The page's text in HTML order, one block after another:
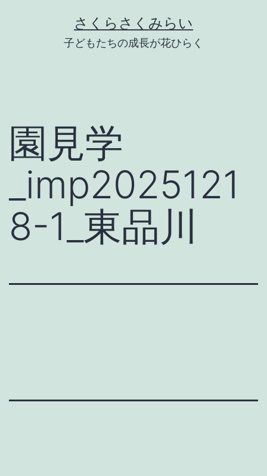
さくらさくみらい
子どもたちの成長が花ひらく
園見学
_imp2025121
8-1_東品川